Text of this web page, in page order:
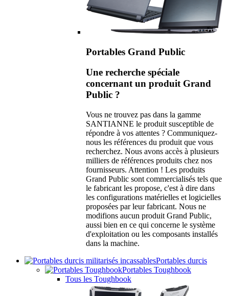
Portables Grand Public
Une recherche spéciale
concernant un produit Grand
Public ?
Vous ne trouvez pas dans la gamme
SANTIANNE le produit susceptible de
répondre à vos attentes ? Communiquez-
nous les références du produit que vous
recherchez. Nous avons accès à plusieurs
milliers de références produits chez nos
fournisseurs. Attention ! Les produits
Grand Public sont commercialisés tels que
le fabricant les propose, c'est à dire dans
les configurations matérielles et logicielles
proposées par leur fabricant. Nous ne
modifions aucun produit Grand Public,
aussi bien en ce qui concerne le système
d'exploitation ou les composants installés
dans la machine.
Portables durcis
Portables Toughbook
Tous les Toughbook